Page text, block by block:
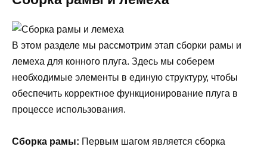
В этом разделе мы рассмотрим этап сборки рамы и
лемеха для конного плуга. Здесь мы соберем
необходимые элементы в единую структуру, чтобы
обеспечить корректное функционирование плуга в
процессе использования.
Сборка рамы: Первым шагом является сборка